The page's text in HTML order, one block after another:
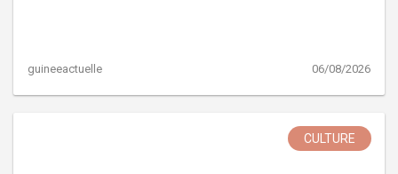
guineeactuelle 06/08/2026
CULTURE